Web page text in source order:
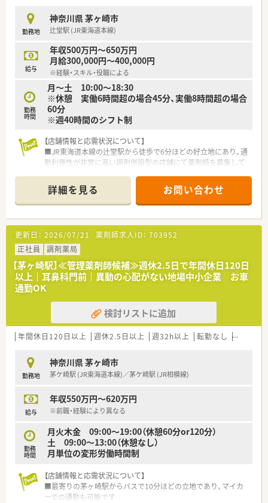
軽に相談できるアットホームな環境が整っています。
【想定されるモデル年収】
■未経験からスタートする新卒や第二新卒の方の場合は、年収
480万円前後の支給からスタートとなります。
■調剤実務経験が豊富な方の場合は、これまでのキャリアやスキ
ルに応じて年収550万円以上を提示可能です。
■全店を管理するマネージャー業務を担う役職に就いた場合は、
最大で年収600万円以上の高待遇となります。
勤務地
神奈川県 茅ヶ崎市
辻堂駅 (JR東海道本線)
給与
年収500万円～650万円
月給300,000円～400,000円
※経験・スキル・役職による
勤務
時間
月～土 10:00～18:30
※休憩 実働6時間超の場合45分、実働8時間超の場合
60分
※週40時間のシフト制
【店舗情報と応需状況について】
■JR東海道本線の辻堂駅から徒歩で6分ほどの好立地にあり、通
勤利便性が非常に高い調剤併設型の店舗にて薬剤師を募集して
■応需科目は内科や消化器科、精神科、心療内科、皮膚科、眼科、
小児科と多岐にわたり、幅広い処方に触れてスキルを磨けます。
■勤務者数は常勤薬剤師4名と非常勤薬剤師5名の手厚い体制と
なっており、一人になることがないため安心して業務に励めま
す。
【想定されるキャリアイメージ】
■入社後は調剤や服薬指導などの基本業務をしっかりと固め、将
来的には店舗運営を牽引する薬局長を目指すことができます。
■在宅医療に関する専門的な知識を深めていき、地域医療に大き
く貢献できるスペシャリストとしてキャリアを構築できます。
■キャリアアップ志向の方だけでなく、現場の最前線で患者様と
じっくり向き合い続ける働き方を選択することも十分に可能で
す。
■定期採用の一環として、薬剤師としてのスキルアップに前向き
で主体性を持って業務に取り組める方を募集しています。
■患者様に対して明るく低姿勢で、一生懸命かつホスピタリティ
■これまでの経歴におごることなく、謙虚で素直な姿勢を持ち、
在宅医療や管理薬剤師に抵抗がない方を求めています。
【法人特徴について】
■関東および東海の住宅街を中心に、業界トップクラスとなる
700店舗以上の調剤併設型ドラッグストアを展開しています。
連続で成長を更新し続ける非常に安定した経営基盤を持ちま
す。
■地域の皆様の健康を総合的にサポートするビジョンを掲げ、お
詳細を見る お問い合わせ
更新日： 2026/07/21 薬剤師求人ID： 703952
正社員
調剤薬局
【茅ヶ崎駅】≪管理薬剤師候補≫週休2.5日で年間休日120日
以上｜耳鼻科門前｜異動の心配がない地場中小企業 お車
通勤OK
検討リストに追加
年間休日120日以上 週休2.5日以上 週32h以上 転勤なし 車通勤可
勤務地
神奈川県 茅ヶ崎市
茅ケ崎駅 (JR東海道本線)／茅ケ崎駅 (JR相模線)
給与
年収550万円～620万円
※前職・経験により異なる
勤務
時間
月火木金 09:00～19:00（休憩60分or120分）
土 09:00～13:00（休憩なし）
月単位の変形労働時間制
【店舗情報と応需状況について】
■最寄りの茅ヶ崎駅からバスで10分ほどの立地であり、マイカ
ーでの通勤も可能です